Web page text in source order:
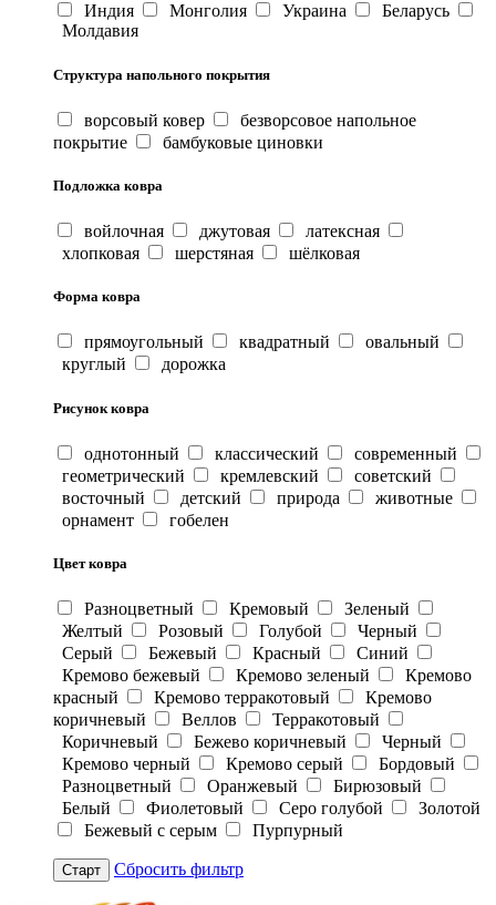
Индия
Монголия Украина
Беларусь
Молдавия
Структура напольного покрытия
ворсовый ковер
безворсовое напольное
покрытие
бамбуковые циновки
Подложка ковра
войлочная джутовая
латексная
хлопковая
шерстяная шёлковая
Форма ковра
прямоугольный квадратный
овальный
круглый
дорожка
Рисунок ковра
однотонный классический
современный
геометрический
кремлевский
советский
восточный
детский природа
животные
орнамент
гобелен
Цвет ковра
Разноцветный Кремовый
Зеленый
Желтый
Розовый Голубой
Черный
Серый
Бежевый Красный
Синий
Кремово бежевый
Кремово зеленый
Кремово
красный
Кремово терракотовый
Кремово
коричневый
Веллов
Терракотовый
Коричневый
Бежево коричневый
Черный
Кремово черный
Кремово серый
Бордовый
Разноцветный
Оранжевый
Бирюзовый
Белый
Фиолетовый Серо голубой
Золотой
Бежевый с серым
Пурпурный
Старт Сбросить фильтр